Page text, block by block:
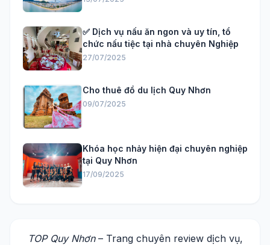
✅ Dịch vụ nấu ăn ngon và uy tín, tổ
chức nấu tiệc tại nhà chuyên Nghiệp
27/07/2025
Cho thuê đồ du lịch Quy Nhơn
09/07/2025
Khóa học nhảy hiện đại chuyên nghiệp
tại Quy Nhơn
17/09/2025
TOP Quy Nhơn– Trang chuyên review dịch vụ,